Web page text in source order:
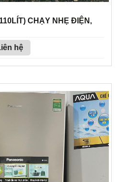
CHẠY NHẸ ĐIỆN,
hệ